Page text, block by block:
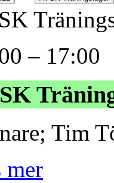
– 17:00
Tim
mer